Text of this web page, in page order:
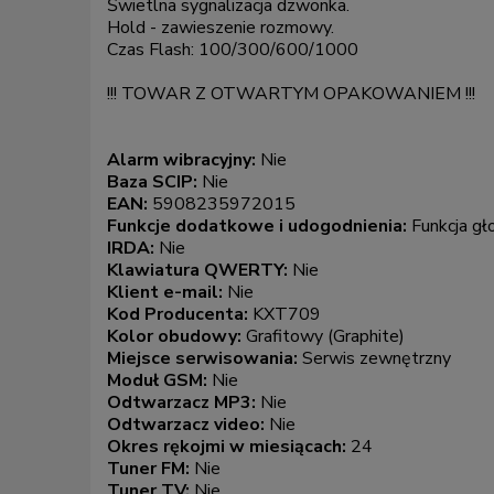
Świetlna sygnalizacja dzwonka.
Hold - zawieszenie rozmowy.
Czas Flash: 100/300/600/1000
!!! TOWAR Z OTWARTYM OPAKOWANIEM !!!
Alarm wibracyjny: Nie
Baza SCIP: Nie
EAN: 5908235972015
Funkcje dodatkowe i udogodnienia: Funkcja
IRDA: Nie
Klawiatura QWERTY: Nie
Klient e-mail: Nie
Kod Producenta: KXT709
Kolor obudowy: Grafitowy (Graphite)
Miejsce serwisowania: Serwis zewnętrzny
Moduł GSM: Nie
Odtwarzacz MP3: Nie
Odtwarzacz video: Nie
Okres rękojmi w miesiącach: 24
Tuner FM: Nie